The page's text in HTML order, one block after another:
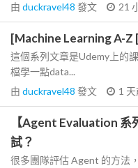
由 duckravel48 發文 21
[Machine Learning A-Z
這個系列文章是Udemy上的
檔學一點data...
由 duckravel48 發文 1
【Agent Evaluation
試？
很多團隊評估 Agent 的方法